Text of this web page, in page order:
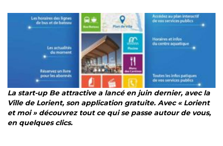
La start-up Be attractive a lancé en juin dernier, avec la
Ville de Lorient, son application gratuite. Avec « Lorient
et moi » découvrez tout ce qui se passe autour de vous,
en quelques clics.